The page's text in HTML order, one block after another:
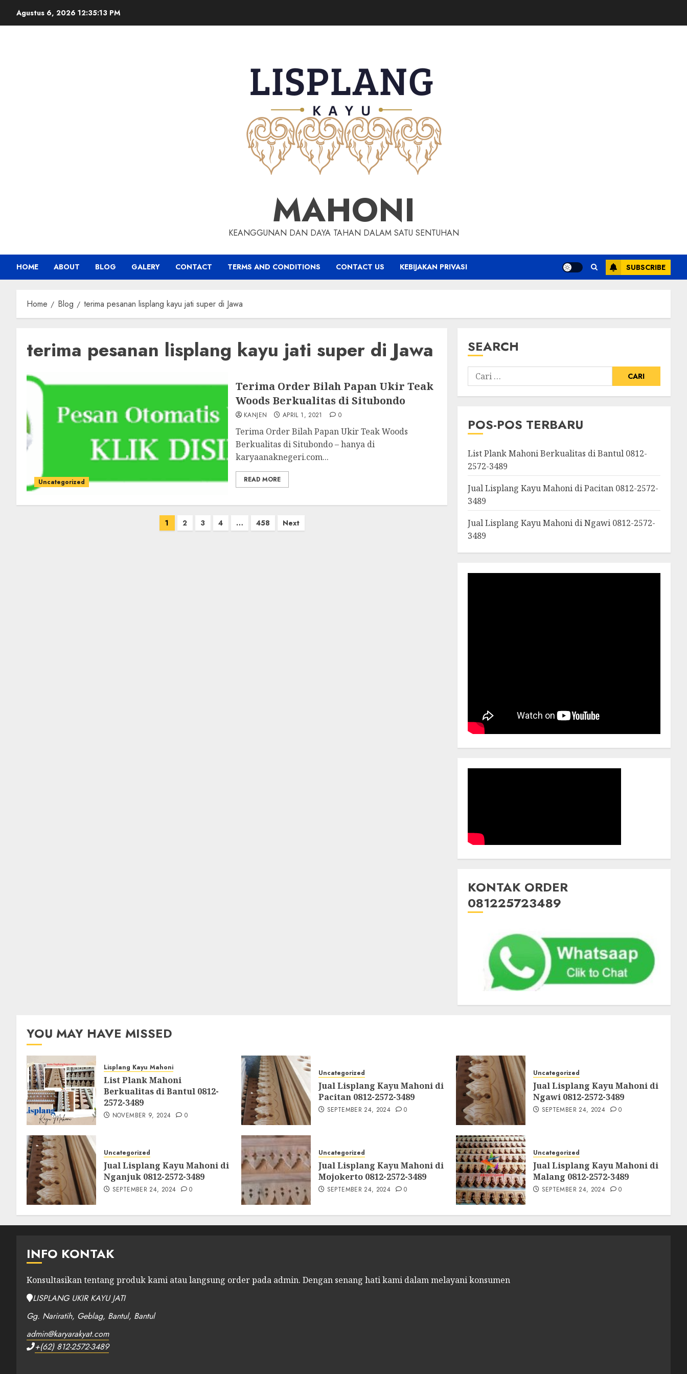
Agustus 6, 2026 12:35:13 PM
MAHONI
KEANGGUNAN DAN DAYA TAHAN DALAM SATU SENTUHAN
HOME ABOUT BLOG GALERY CONTACT TERMS AND CONDITIONS CONTACT US KEBIJAKAN PRIVASI SUBSCRIBE
Home Blog terima pesanan lisplang kayu jati super di Jawa
terima pesanan lisplang kayu jati super di Jawa
Uncategorized
Terima Order Bilah Papan Ukir Teak
Woods Berkualitas di Situbondo
KANJEN APRIL 1, 2021 0
Terima Order Bilah Papan Ukir Teak Woods
Berkualitas di Situbondo – hanya di
karyaanaknegeri.com...
READ MORE
1 2 3 4 … 458 Next
SEARCH
POS-POS TERBARU
List Plank Mahoni Berkualitas di Bantul 0812-
2572-3489
Jual Lisplang Kayu Mahoni di Pacitan 0812-2572-
3489
Jual Lisplang Kayu Mahoni di Ngawi 0812-2572-
3489
KONTAK ORDER
081225723489
YOU MAY HAVE MISSED
Lisplang Kayu Mahoni
List Plank Mahoni
Berkualitas di Bantul 0812-
2572-3489
NOVEMBER 9, 2024 0
Uncategorized
Jual Lisplang Kayu Mahoni di
Pacitan 0812-2572-3489
SEPTEMBER 24, 2024 0
Uncategorized
Jual Lisplang Kayu Mahoni di
Ngawi 0812-2572-3489
SEPTEMBER 24, 2024 0
Uncategorized
Jual Lisplang Kayu Mahoni di
Nganjuk 0812-2572-3489
SEPTEMBER 24, 2024 0
Uncategorized
Jual Lisplang Kayu Mahoni di
Mojokerto 0812-2572-3489
SEPTEMBER 24, 2024 0
Uncategorized
Jual Lisplang Kayu Mahoni di
Malang 0812-2572-3489
SEPTEMBER 24, 2024 0
INFO KONTAK
Konsultasikan tentang produk kami atau langsung order pada admin. Dengan senang hati kami dalam melayani konsumen
LISPLANG UKIR KAYU JATI
Gg. Nariratih, Geblag, Bantul, Bantul
admin@karyarakyat.com
+(62) 812-2572-3489